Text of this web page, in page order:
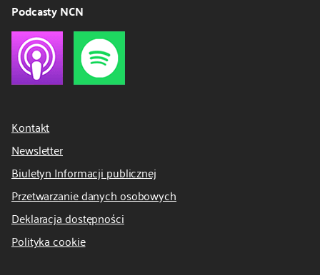
Podcasty NCN
Kontakt
Newsletter
Biuletyn Informacji publicznej
Przetwarzanie danych osobowych
Deklaracja dostępności
Polityka cookie